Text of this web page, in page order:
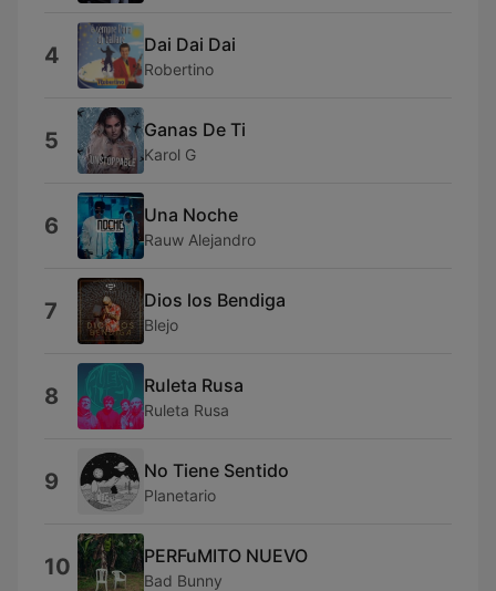
4 Dai Dai Dai
Robertino
5 Ganas De Ti
Karol G
6 Una Noche
Rauw Alejandro
7 Dios los Bendiga
Blejo
8 Ruleta Rusa
Ruleta Rusa
9 No Tiene Sentido
Planetario
10 PERFuMITO NUEVO
Bad Bunny